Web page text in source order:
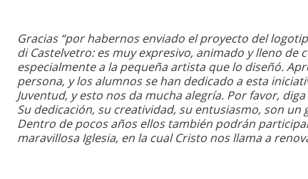
Gracias “por habernos enviado el proyecto del
di Castelvetro: es muy expresivo, animado y lleno
especialmente a la pequeña artista que lo diseñó.
persona, y los alumnos se han dedicado a esta
Juventud, y esto nos da mucha alegría. Por favor,
Su dedicación, su creatividad, su entusiasmo, son
Dentro de pocos años ellos también podrán
maravillosa Iglesia, en la cual Cristo nos llama a